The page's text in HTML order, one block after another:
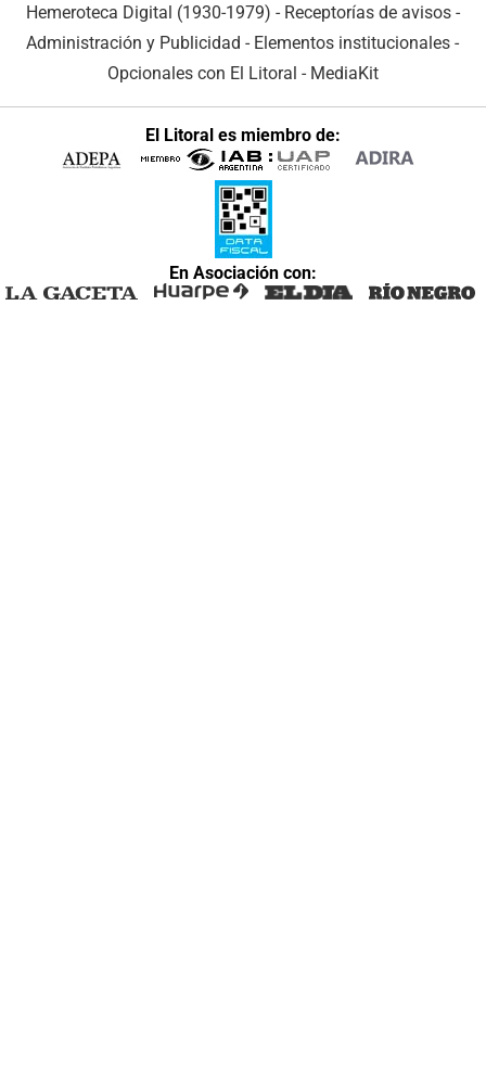
Hemeroteca Digital (1930-1979) - Receptorías de avisos -
Administración y Publicidad - Elementos institucionales -
Opcionales con El Litoral - MediaKit
El Litoral es miembro de:
En Asociación con: